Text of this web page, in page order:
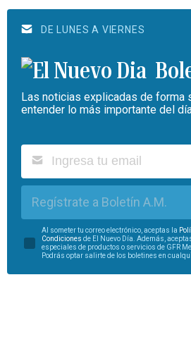
DE LUNES A VIERNES
Las noticias explicadas de forma
entender lo más importante del
Regístrate a Boletín A.M.
Al someter tu correo electrónico, aceptas la
Condiciones de El Nuevo Día. Además,
especiales de productos o servicios de GFR
Podrás optar salirte de los boletines en